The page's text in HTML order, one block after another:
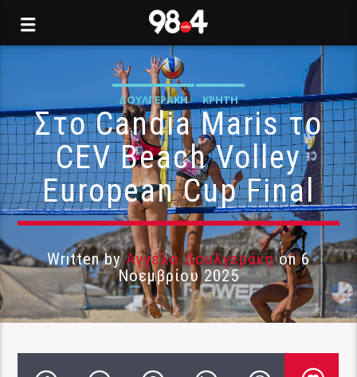
ΔΟΥΛΓΕΡΆΚΗ ΚΡΉΤΗ
Στο Candia Maris το
CEV Beach Volley
European Cup Final
Written byΑγγέλα Δουλγεράκηon 6
Νοεμβρίου 2025